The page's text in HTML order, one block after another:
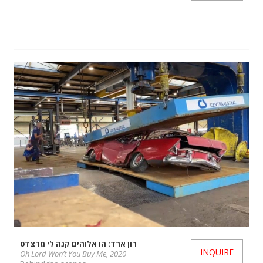
רון ארד: הו אלוהים קנה לי מרצדס
Oh Lord Won’t You Buy Me, 2020
INQUIRE